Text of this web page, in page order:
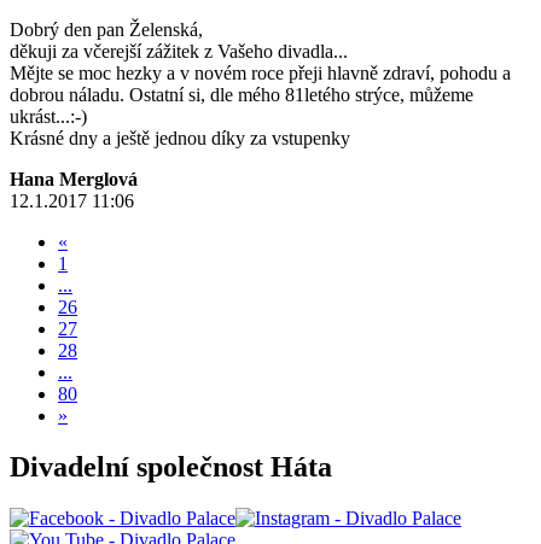
Dobrý den pan Želenská,
děkuji za včerejší zážitek z Vašeho divadla...
Mějte se moc hezky a v novém roce přeji hlavně zdraví, pohodu a
dobrou náladu. Ostatní si, dle mého 81letého strýce, můžeme
ukrást...:-)
Krásné dny a ještě jednou díky za vstupenky
Hana Merglová
12.1.2017 11:06
«
1
...
26
27
28
...
80
»
Divadelní společnost Háta